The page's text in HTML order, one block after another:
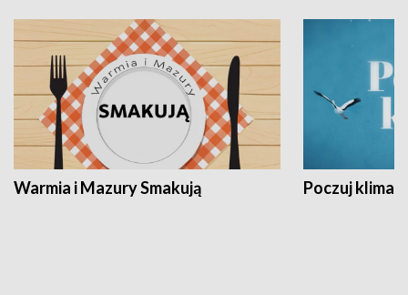
Warmia i Mazury Smakują Poczuj klimat